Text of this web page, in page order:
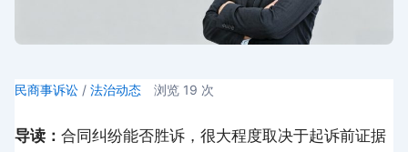
民商事诉讼 / 法治动态 浏览 19 次
导读： 合同纠纷能否胜诉，很大程度取决于起诉前证据